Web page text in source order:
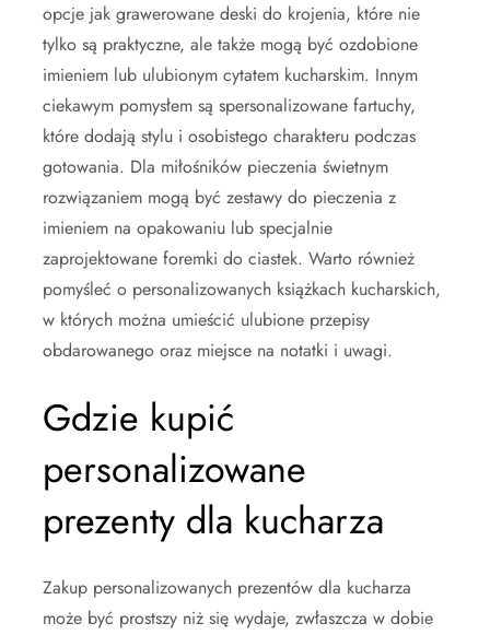
opcje jak grawerowane deski do krojenia, które nie
tylko są praktyczne, ale także mogą być ozdobione
imieniem lub ulubionym cytatem kucharskim. Innym
ciekawym pomysłem są spersonalizowane fartuchy,
które dodają stylu i osobistego charakteru podczas
gotowania. Dla miłośników pieczenia świetnym
rozwiązaniem mogą być zestawy do pieczenia z
imieniem na opakowaniu lub specjalnie
zaprojektowane foremki do ciastek. Warto również
pomyśleć o personalizowanych książkach kucharskich,
w których można umieścić ulubione przepisy
obdarowanego oraz miejsce na notatki i uwagi.
Gdzie kupić
personalizowane
prezenty dla kucharza
Zakup personalizowanych prezentów dla kucharza
może być prostszy niż się wydaje, zwłaszcza w dobie